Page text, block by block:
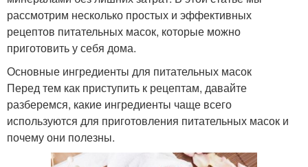
рассмотрим несколько простых и эффективных
рецептов питательных масок, которые можно
приготовить у себя дома.
Основные ингредиенты для питательных масок
Перед тем как приступить к рецептам, давайте
разберемся, какие ингредиенты чаще всего
используются для приготовления питательных масок и
почему они полезны.